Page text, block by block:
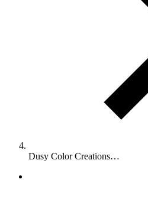
Dusy Color Creations…